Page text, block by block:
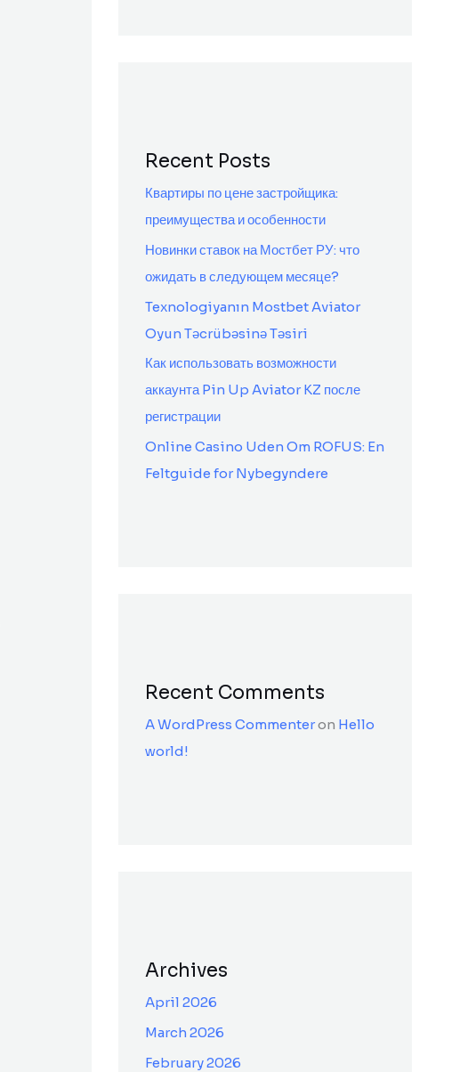
Recent Posts
Квартиры по цене застройщика:
преимущества и особенности
Новинки ставок на Мостбет РУ: что
ожидать в следующем месяце?
Texnologiyanın Mostbet Aviator
Oyun Təcrübəsinə Təsiri
Как использовать возможности
аккаунта Pin Up Aviator KZ после
регистрации
Online Casino Uden Om ROFUS: En
Feltguide for Nybegyndere
Recent Comments
A WordPress Commenteron Hello
world!
Archives
April 2026
March 2026
February 2026